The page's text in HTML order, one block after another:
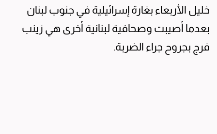
خليل الأربعاء بغارة إسرائيلية في جنوب لبنان
بعدما أصيبت وصحافية لبنانية أخرى هي زينب
فرج بجروح جراء الضربة.